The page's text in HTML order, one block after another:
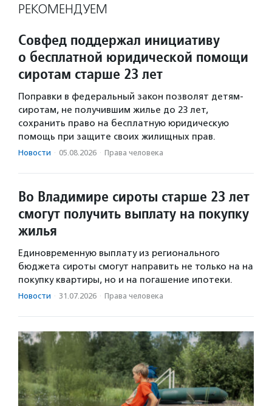
РЕКОМЕНДУЕМ
Совфед поддержал инициативу
о бесплатной юридической помощи
сиротам старше 23 лет
Поправки в федеральный закон позволят детям-
сиротам, не получившим жилье до 23 лет,
сохранить право на бесплатную юридическую
помощь при защите своих жилищных прав.
Новости · 05.08.2026 · Права человека
Во Владимире сироты старше 23 лет
смогут получить выплату на покупку
жилья
Единовременную выплату из регионального
бюджета сироты смогут направить не только на на
покупку квартиры, но и на погашение ипотеки.
Новости · 31.07.2026 · Права человека